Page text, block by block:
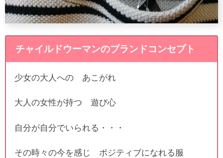
チャイルドウーマンのブランドコンセプト
少女の大人への あこがれ
大人の女性が持つ 遊び心
自分が自分でいられる・・・
その時々の今を感じ ポジティブになれる服